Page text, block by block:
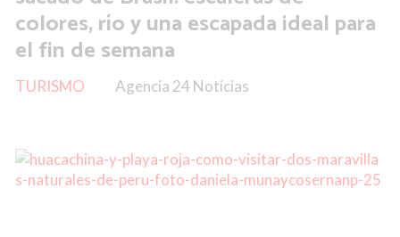
colores, río y una escapada ideal para
el fin de semana
Agencia 24 Noticias
TURISMO